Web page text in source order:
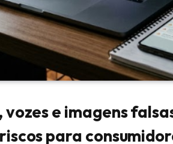
vozes e imagens
para